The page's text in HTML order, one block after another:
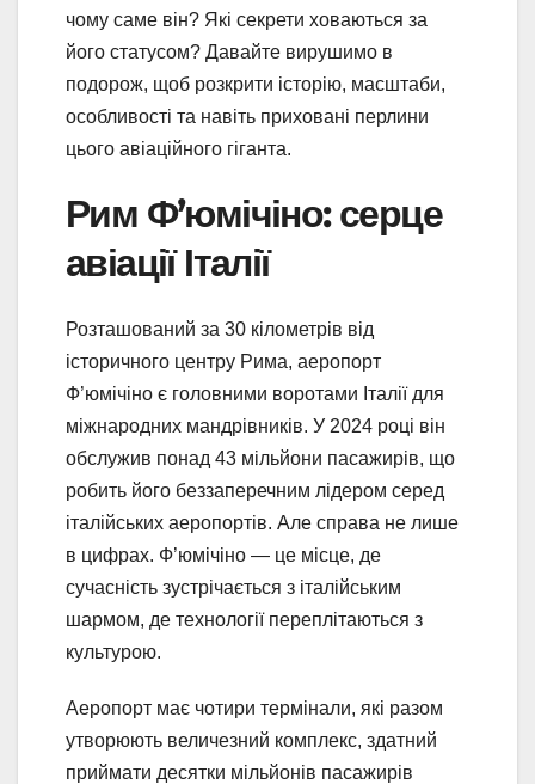
чому саме він? Які секрети ховаються за
його статусом? Давайте вирушимо в
подорож, щоб розкрити історію, масштаби,
особливості та навіть приховані перлини
цього авіаційного гіганта.
Рим Ф’юмічіно: серце
авіації Італії
Розташований за 30 кілометрів від
історичного центру Рима, аеропорт
Ф’юмічіно є головними воротами Італії для
міжнародних мандрівників. У 2024 році він
обслужив понад 43 мільйони пасажирів, що
робить його беззаперечним лідером серед
італійських аеропортів. Але справа не лише
в цифрах. Ф’юмічіно — це місце, де
сучасність зустрічається з італійським
шармом, де технології переплітаються з
культурою.
Аеропорт має чотири термінали, які разом
утворюють величезний комплекс, здатний
приймати десятки мільйонів пасажирів